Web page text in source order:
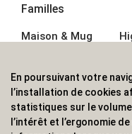
Familles
Maison & Mug
Écriture
Bagagerie sacs
En poursuivant votre
l’installation de cookies
statistiques sur le
l’intérêt et l’ergonomie